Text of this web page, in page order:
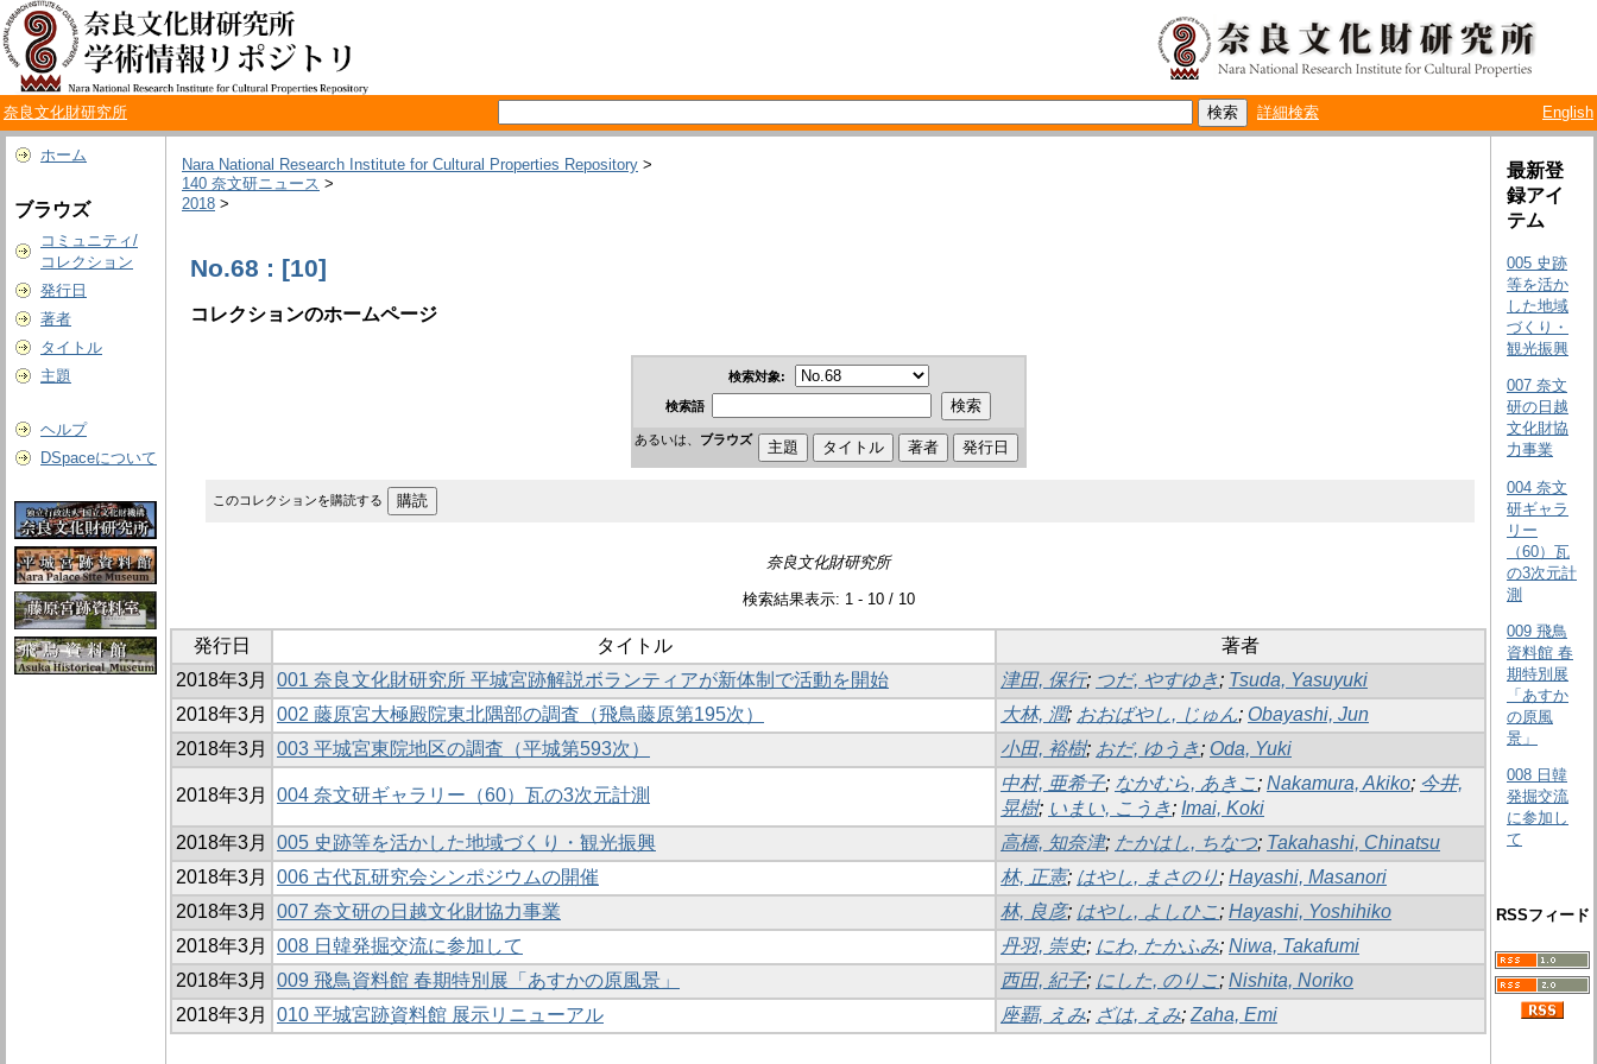
奈良文化財研究所 詳細検索 English
ホーム
ブラウズ
コミュニティ/
コレクション
発行日
著者
タイトル
主題
ヘルプ
DSpaceについて
Nara National Research Institute for Cultural Properties Repository >
140 奈文研ニュース >
2018 >
No.68 : [10]
コレクションのホームページ
検索対象:
検索語
あるいは、 ブラウズ
このコレクションを購読する
奈良文化財研究所
検索結果表示: 1 - 10 / 10
発行日 タイトル
著者
2018年3月
001 奈良文化財研究所 平城宮跡解説ボランティアが新体制で活動を開始 津田, 保行; つだ, やすゆき; Tsuda, Yasuyuki
2018年3月
002 藤原宮大極殿院東北隅部の調査（飛鳥藤原第195次） 大林, 潤; おおばやし, じゅん; Obayashi, Jun
2018年3月
003 平城宮東院地区の調査（平城第593次） 小田, 裕樹; おだ, ゆうき; Oda, Yuki
2018年3月 004 奈文研ギャラリー（60）瓦の3次元計測
中村, 亜希子; なかむら, あきこ; Nakamura, Akiko; 今井,
晃樹; いまい, こうき; Imai, Koki
2018年3月
005 史跡等を活かした地域づくり・観光振興 高橋, 知奈津; たかはし, ちなつ; Takahashi, Chinatsu
2018年3月
006 古代瓦研究会シンポジウムの開催 林, 正憲; はやし, まさのり; Hayashi, Masanori
2018年3月
007 奈文研の日越文化財協力事業 林, 良彦; はやし, よしひこ; Hayashi, Yoshihiko
2018年3月
008 日韓発掘交流に参加して 丹羽, 崇史; にわ, たかふみ; Niwa, Takafumi
2018年3月
009 飛鳥資料館 春期特別展「あすかの原風景」 西田, 紀子; にした, のりこ; Nishita, Noriko
2018年3月
010 平城宮跡資料館 展示リニューアル 座覇, えみ; ざは, えみ; Zaha, Emi
最新登
録アイ
テム
005 史跡
等を活か
した地域
づくり・
観光振興
007 奈文
研の日越
文化財協
力事業
004 奈文
研ギャラ
リー
（60）瓦
の3次元計
測
009 飛鳥
資料館 春
期特別展
「あすか
の原風
景」
008 日韓
発掘交流
に参加し
て
RSSフィード